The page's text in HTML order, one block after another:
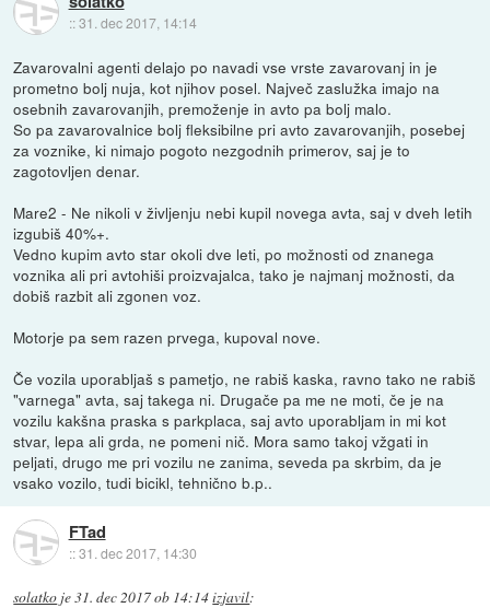
::31. dec 2017, 14:14
Zavarovalni agenti delajo po navadi vse vrste zavarovanj in je
prometno bolj nuja, kot njihov posel. Največ zaslužka imajo na
osebnih zavarovanjih, premoženje in avto pa bolj malo.
So pa zavarovalnice bolj fleksibilne pri avto zavarovanjih, posebej
za voznike, ki nimajo pogoto nezgodnih primerov, saj je to
zagotovljen denar.
Mare2 - Ne nikoli v življenju nebi kupil novega avta, saj v dveh letih
izgubiš 40%+.
Vedno kupim avto star okoli dve leti, po možnosti od znanega
voznika ali pri avtohiši proizvajalca, tako je najmanj možnosti, da
dobiš razbit ali zgonen voz.
Motorje pa sem razen prvega, kupoval nove.
Če vozila uporabljaš s pametjo, ne rabiš kaska, ravno tako ne rabiš
"varnega" avta, saj takega ni. Drugače pa me ne moti, če je na
vozilu kakšna praska s parkplaca, saj avto uporabljam in mi kot
stvar, lepa ali grda, ne pomeni nič. Mora samo takoj vžgati in
peljati, drugo me pri vozilu ne zanima, seveda pa skrbim, da je
vsako vozilo, tudi bicikl, tehnično b.p..
FTad
::31. dec 2017, 14:30
solatko je31. dec 2017 ob 14:14izjavil: